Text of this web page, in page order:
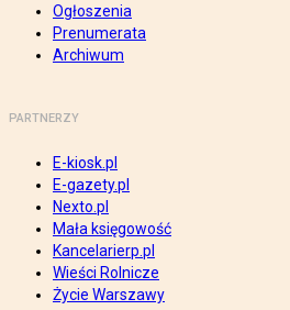
Ogłoszenia
Prenumerata
Archiwum
PARTNERZY
E-kiosk.pl
E-gazety.pl
Nexto.pl
Mała księgowość
Kancelarierp.pl
Wieści Rolnicze
Życie Warszawy